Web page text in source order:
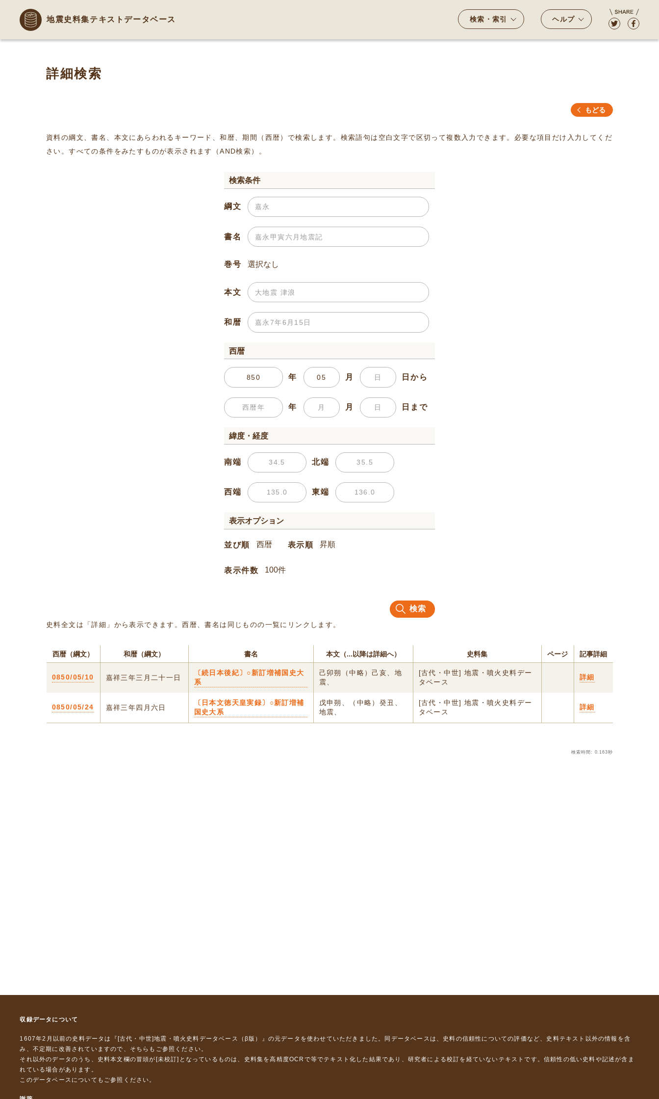
地震史料集テキストデータベース 検索・索引 ヘルプ
詳細検索
もどる
資料の綱文、書名、本文にあらわれるキーワード、和暦、期間（西暦）で検索します。検索語句は空白文字で区切って複数入力できます。必要な項目だけ入力してくだ
さい。すべての条件をみたすものが表示されます（AND検索）。
検索条件
綱文
書名
巻号
本文
和暦
西暦
年 月 日から
年 月 日まで
緯度・経度
南端 北端
西端 東端
表示オプション
並び順 表示順
表示件数
検索
史料全文は「詳細」から表示できます。西暦、書名は同じものの一覧にリンクします。
西暦（綱文） 和暦（綱文） 書名 本文（...以降は詳細へ） 史料集 ページ 記事詳細
0850/05/10 嘉祥三年三月二十一日
〔続日本後紀〕○新訂増補国史大
系
己卯朔（中略）己亥、地
震、
[古代・中世] 地震・噴火史料デー
タベース
詳細
0850/05/24 嘉祥三年四月六日
〔日本文徳天皇実録〕○新訂増補
国史大系
戊申朔、（中略）癸丑、
地震、
[古代・中世] 地震・噴火史料デー
タベース
詳細
検索時間: 0.163秒
収録データについて
1607年2月以前の史料データは『 [古代・中世]地震・噴火史料データベース（β版）』 の元データを使わせていただきました。同データベースは、史料の信頼性についての評価など、史料テキスト以外の情報を含
み、不定期に改善されていますので、 そちら もご参照ください。
それ以外のデータのうち、史料本文欄の冒頭が[未校訂]となっているものは、史料集を高精度OCRで等でテキスト化した結果であり、研究者による校訂を経ていないテキストです。信頼性の低い史料や記述が含ま
れている場合があります。
このデータベースについて もご参照ください。